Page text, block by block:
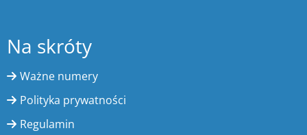
Na skróty
Ważne numery
Polityka prywatności
Regulamin